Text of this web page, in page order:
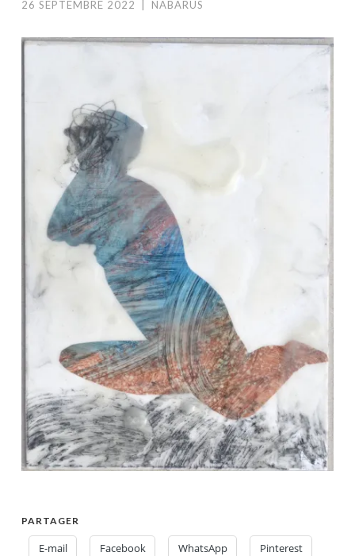
26 SEPTEMBRE 2022 NABARUS
PARTAGER
E-mail Facebook WhatsApp Pinterest